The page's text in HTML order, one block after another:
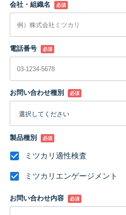
会社・組織名 必須
電話番号 必須
お問い合わせ種別 必須
製品種別 必須
ミツカリ適性検査
ミツカリエンゲージメント
お問い合わせ内容 必須